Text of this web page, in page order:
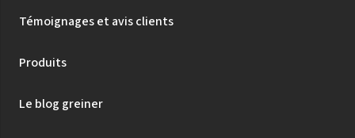
Témoignages et avis clients
Produits
Le blog greiner